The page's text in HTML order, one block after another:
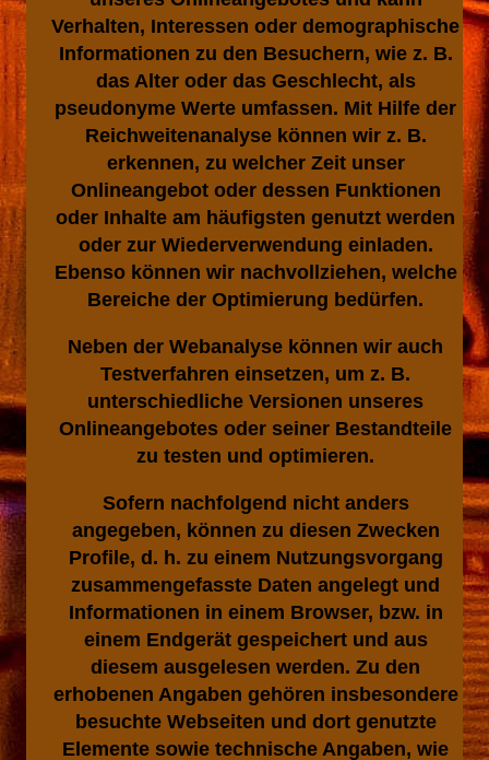
Verhalten, Interessen oder demographische
Informationen zu den Besuchern, wie z. B.
das Alter oder das Geschlecht, als
pseudonyme Werte umfassen. Mit Hilfe der
Reichweitenanalyse können wir z. B.
erkennen, zu welcher Zeit unser
Onlineangebot oder dessen Funktionen
oder Inhalte am häufigsten genutzt werden
oder zur Wiederverwendung einladen.
Ebenso können wir nachvollziehen, welche
Bereiche der Optimierung bedürfen.
Neben der Webanalyse können wir auch
Testverfahren einsetzen, um z. B.
unterschiedliche Versionen unseres
Onlineangebotes oder seiner Bestandteile
zu testen und optimieren.
Sofern nachfolgend nicht anders
angegeben, können zu diesen Zwecken
Profile, d. h. zu einem Nutzungsvorgang
zusammengefasste Daten angelegt und
Informationen in einem Browser, bzw. in
einem Endgerät gespeichert und aus
diesem ausgelesen werden. Zu den
erhobenen Angaben gehören insbesondere
besuchte Webseiten und dort genutzte
Elemente sowie technische Angaben, wie